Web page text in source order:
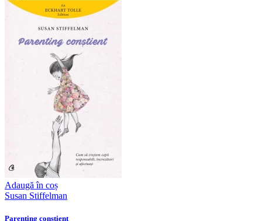
Adaugă în coș
Susan Stiffelman
Parenting conștient